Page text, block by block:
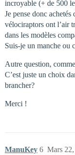
incroyable (+ de 500
Je pense donc
vélociraptors ont l’air
dans les modèles
Suis-je un manche ou
Autre question,
C’est juste un choix
brancher?
Merci !
ManuKey Mars
6